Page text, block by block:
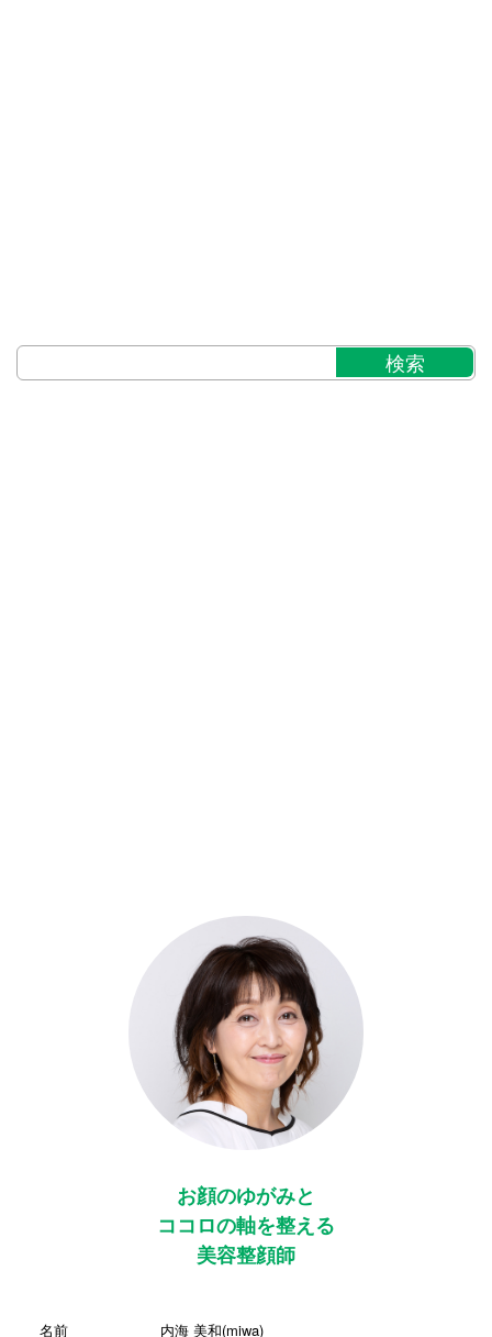
お顔のゆがみと
ココロの軸を整える
美容整顔師
名前 内海 美和(miwa)